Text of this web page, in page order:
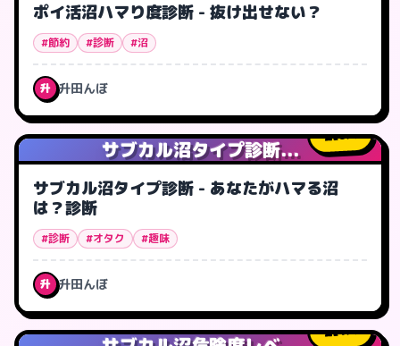
ポイ活沼ハマり度診断 - 抜け出せない？
#節約 #診断 #沼
升 升田んぼ
サブカル沼タイプ診断...
0人
サブカル沼タイプ診断 - あなたがハマる沼
は？診断
#診断 #オタク #趣味
升 升田んぼ
1人